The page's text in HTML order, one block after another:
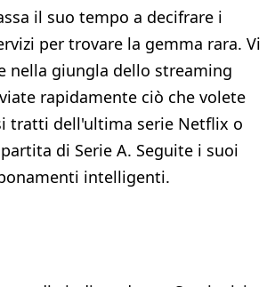
il suo tempo a decifrare i
per trovare la gemma rara. Vi
nella giungla dello streaming
rapidamente ciò che volete
tratti dell'ultima serie Netflix o
di Serie A. Seguite i suoi
intelligenti.